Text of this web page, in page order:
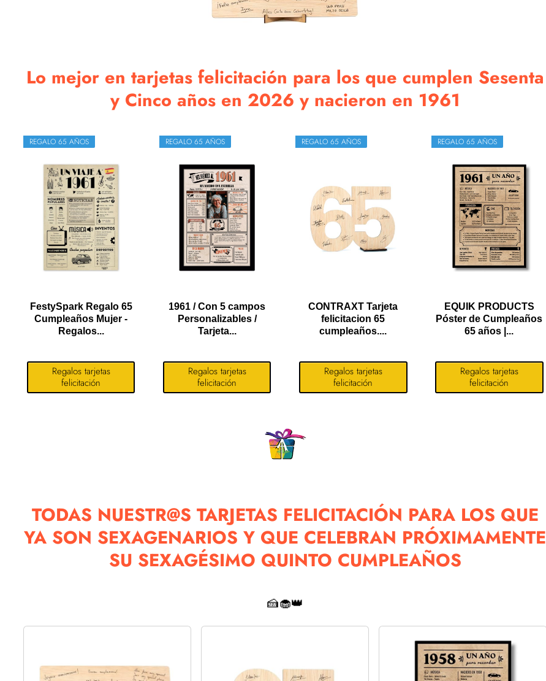
Lo mejor en tarjetas felicitación para los que cumplen Sesenta
y Cinco años en 2026 y nacieron en 1961
REGALO 65 AÑOS
FestySpark Regalo 65
Cumpleaños Mujer -
Regalos...
Regalos tarjetas
felicitación
REGALO 65 AÑOS
1961 / Con 5 campos
Personalizables /
Tarjeta...
Regalos tarjetas
felicitación
REGALO 65 AÑOS
CONTRAXT Tarjeta
felicitacion 65
cumpleaños....
Regalos tarjetas
felicitación
REGALO 65 AÑOS
EQUIK PRODUCTS
Póster de Cumpleaños
65 años |...
Regalos tarjetas
felicitación
TODAS NUESTR@S TARJETAS FELICITACIÓN PARA LOS QUE
YA SON SEXAGENARIOS Y QUE CELEBRAN PRÓXIMAMENTE
SU SEXAGÉSIMO QUINTO CUMPLEAÑOS
🍰🧁👑